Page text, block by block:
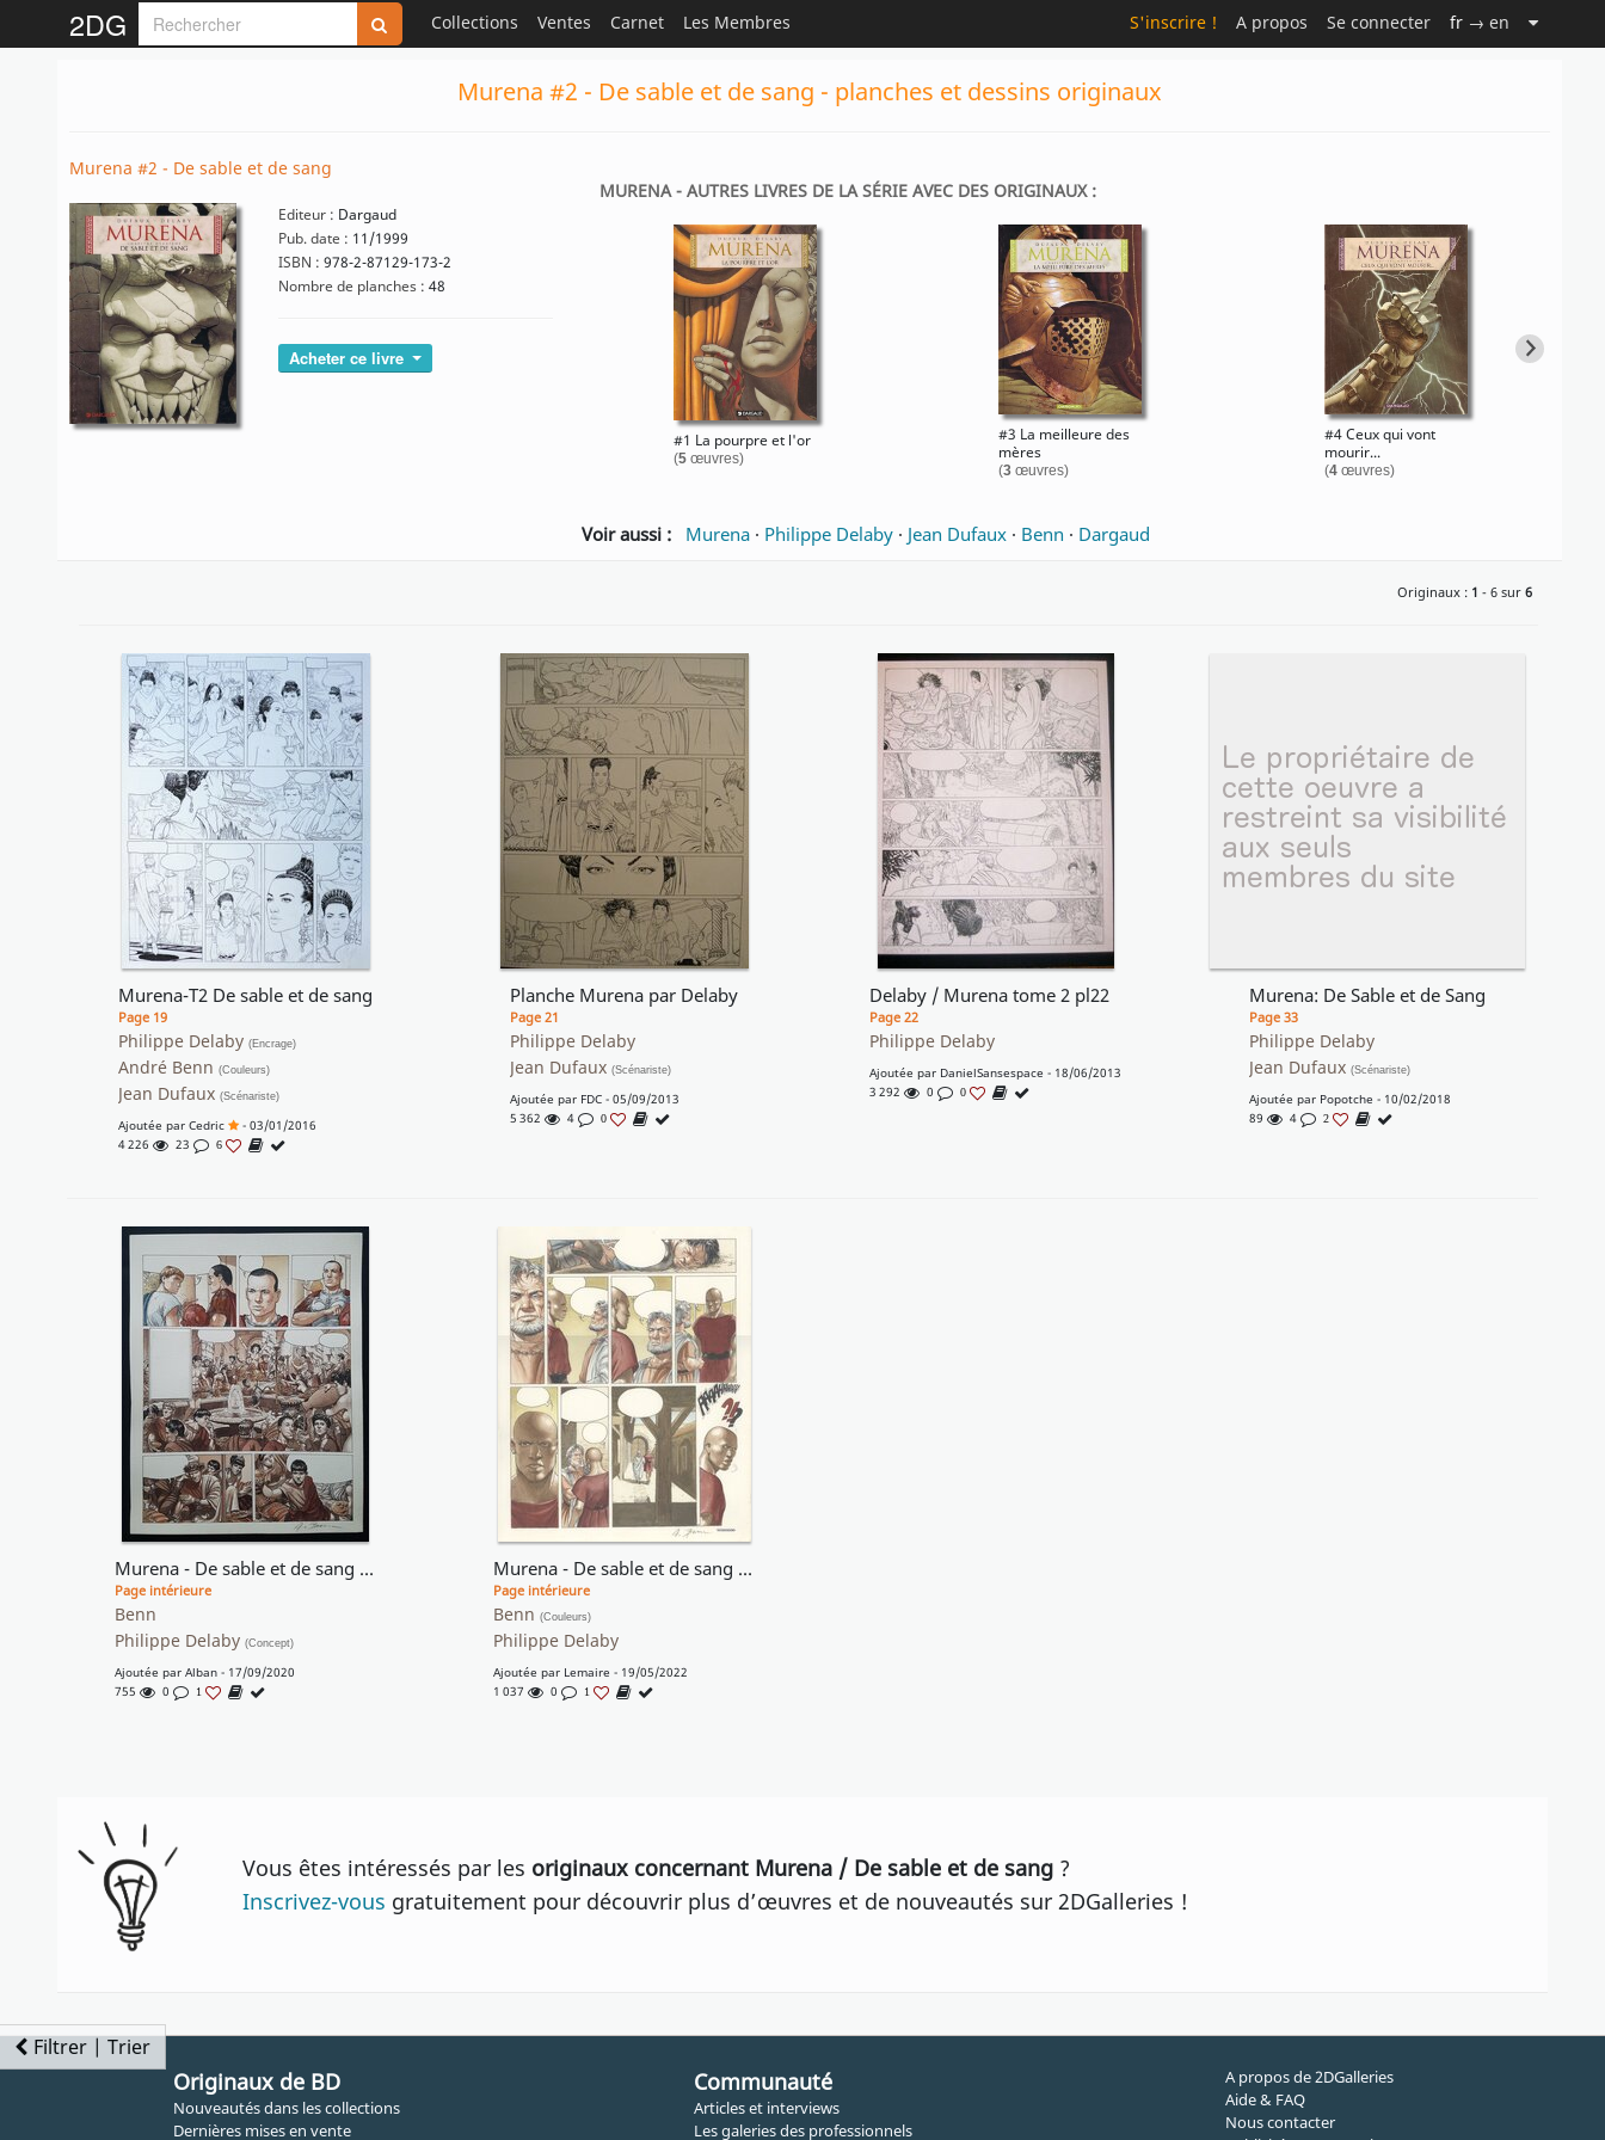
2DG Collections Ventes Carnet Les Membres S'inscrire ! A propos Se connecter fr → en
Murena #2 - De sable et de sang - planches et dessins originaux
Murena #2 - De sable et de sang
Editeur : Dargaud
Pub. date : 11/1999
ISBN : 978-2-87129-173-2
Nombre de planches : 48
Acheter ce livre
MURENA - AUTRES LIVRES DE LA SÉRIE AVEC DES ORIGINAUX :
#1 La pourpre et l'or
(5œuvres)
#3 La meilleure des
mères
(3 œuvres)
#4 Ceux qui vont
mourir...
(4œuvres)
Voir aussi : Murena · Philippe Delaby · Jean Dufaux · Benn · Dargaud
Filtrer | Trier
Originaux : 1 - 6 sur 6
Murena-T2 De sable et de sang
Page 19
Philippe Delaby (Encrage)
André Benn (Couleurs)
Jean Dufaux (Scénariste)
Ajoutée par Cedric
- 03/01/2016
4 226
23 6
Planche Murena par Delaby
Page 21
Philippe Delaby
Jean Dufaux (Scénariste)
Ajoutée par FDC - 05/09/2013
5 362
4 0
Delaby / Murena tome 2 pl22
Page 22
Philippe Delaby
Ajoutée par DanielSansespace - 18/06/2013
3 292
0 0
Murena: De Sable et de Sang
Page 33
Philippe Delaby
Jean Dufaux (Scénariste)
Ajoutée par Popotche - 10/02/2018
89
4 2
Murena - De sable et de sang - mise en couleurs planche 43
Page intérieure
Benn
Philippe Delaby (Concept)
Ajoutée par Alban- 17/09/2020
755
0 1
Murena - De sable et de sang - mise en couleurs planche 25
Page intérieure
Benn (Couleurs)
Philippe Delaby
Ajoutée par Lemaire - 19/05/2022
1 037
0 1
Vous êtes intéressés par les originaux concernant Murena / De sable et de sang ?
Inscrivez-vous gratuitement pour découvrir plus d’œuvres et de nouveautés sur 2DGalleries !
Originaux de BD
Nouveautés dans les collections
Dernières mises en vente
Communauté
Articles et interviews
Les galeries des professionnels
A propos de 2DGalleries
Aide & FAQ
Nous contacter